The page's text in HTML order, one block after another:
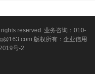
reserved. 业务咨询：010-
版权所有：企业信用
号-2